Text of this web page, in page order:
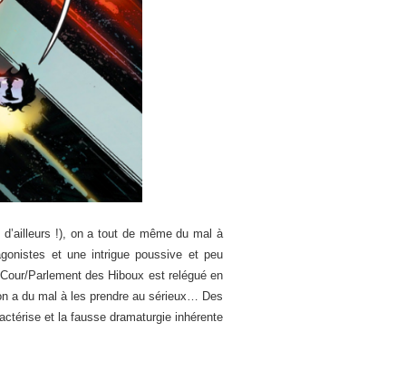
!), on a tout de même du mal à
et une intrigue poussive et peu
Parlement des Hiboux est relégué en
a du mal à les prendre au sérieux… Des
et la fausse dramaturgie inhérente